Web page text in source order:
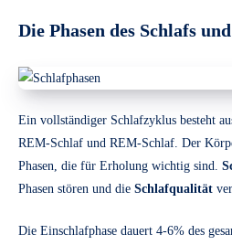
Die Phasen des Schlafs
Ein vollständiger Schlafzyklus besteht
REM-Schlaf und REM-Schlaf. Der
Phasen, die für Erholung wichtig sind.
Phasen stören und die Schlafqualität
Die Einschlafphase dauert 4-6% des